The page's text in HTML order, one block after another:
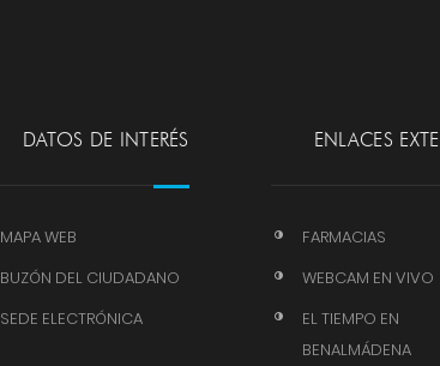
DATOS DE INTERÉS
MAPA WEB
BUZÓN DEL CIUDADANO
SEDE ELECTRÓNICA
ENLACES
FARMACIAS
WEBCAM EN VIVO
EL TIEMPO EN
BENALMÁDENA